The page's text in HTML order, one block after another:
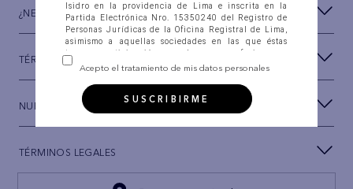
¿NECESITAS AYUDA?
TÉRMINOS Y CONDICIONES
NUESTRA MARCA
TÉRMINOS LEGALES
Isidro en la providencia de Lima e inscrita en la
Partida Electrónica Nro. 15350240 del Registro de
Personas Jurídicas de la Oficina Registral de Lima,
asimismo a aquellas sociedades en las que éstas
tengan participación, con las que se fusionen o
integren (en adelante “la Compañía”), para que
automatizados, así como en ficheros físicos, accedan,
intercambien, consulten, soliciten, suministren,
reporten, divulguen, transfieran, transmitan,
para las siguientes FINALIDADES: (i) Establecer
personales, a través de correo electrónico, llamadas
telefónicas, envío de SMS, Whatsapp, herramientas
Acepto el tratamiento de mis datos personales
SUSCRIBIRME